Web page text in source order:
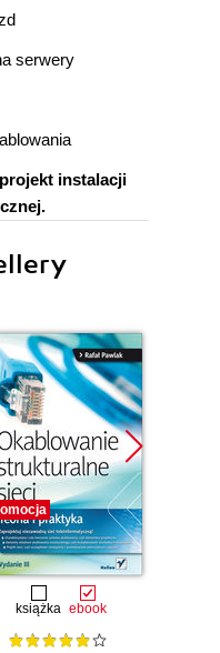
serwery
instalacji
książka ebook